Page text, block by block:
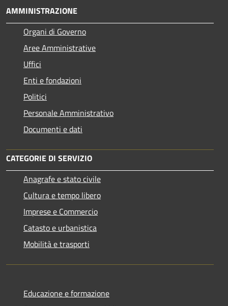
AMMINISTRAZIONE
Organi di Governo
Aree Amministrative
Uffici
Enti e fondazioni
Politici
Personale Amministrativo
Documenti e dati
CATEGORIE DI SERVIZIO
Anagrafe e stato civile
Cultura e tempo libero
Imprese e Commercio
Catasto e urbanistica
Mobilità e trasporti
Educazione e formazione